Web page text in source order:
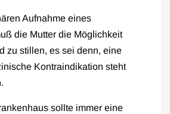
Aufnahme eines
die Mutter die Möglichkeit
zu stillen, es sei denn, eine
Kontraindikation steht
sollte immer eine